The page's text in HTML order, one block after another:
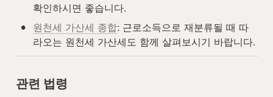
확인하시면 좋습니다.
• 원천세 가산세 종합: 근로소득으로 재분류될 때 따
라오는 원천세 가산세도 함께 살펴보시기 바랍니다.
관련 법령